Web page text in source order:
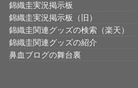
錦織圭実況掲示板
錦織圭実況掲示板（旧）
錦織圭関連グッズの検索（楽天）
錦織圭関連グッズの紹介
鼻血ブログの舞台裏